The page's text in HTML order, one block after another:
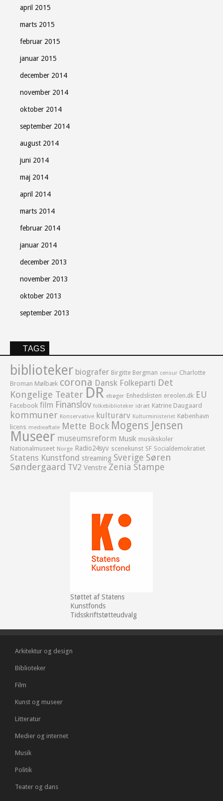
april 2015
marts 2015
februar 2015
januar 2015
december 2014
november 2014
oktober 2014
september 2014
august 2014
juni 2014
maj 2014
april 2014
marts 2014
februar 2014
januar 2014
december 2013
november 2013
oktober 2013
september 2013
TAGS
biblioteker biografer Birgitte Bergman censur Charlotte
Broman Mølbæk corona Dansk Folkeparti Det
Kongelige Teater DR ebøger Enhedslisten ereolen.dk EU
Facebook film Finanslov folkebiblioteker idræt Katrine Daugaard
kommuner Konservative kulturarv Kulturministeriet København
licens medieaftale Mette Bock Mogens Jensen
Museer museumsreform Musik musikskoler
Nationalmuseet Norge Radio24syv scenekunst SF Socialdemokratiet
Statens Kunstfond streaming Sverige Søren
Søndergaard TV2 Venstre Zenia Stampe
Støttet af Statens
Kunstfonds
Tidsskriftstøtteudvalg
Arkitektur og design
Biblioteker
Film
Kunst og museer
Litteratur
Medier og internet
Musik
Politik
Teater og dans